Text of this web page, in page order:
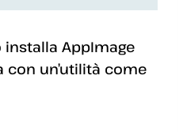
AppImage
un’utilità come